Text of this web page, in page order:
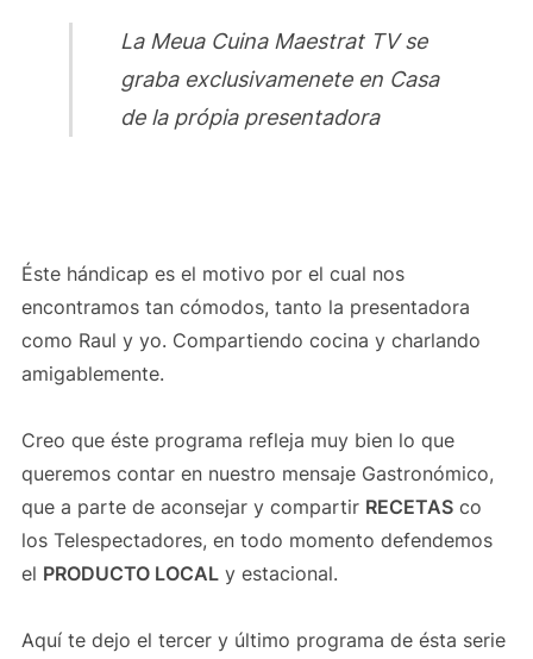
La Meua Cuina Maestrat TV se
graba exclusivamenete en Casa
de la própia presentadora
Éste hándicap es el motivo por el cual nos
encontramos tan cómodos, tanto la presentadora
como Raul y yo. Compartiendo cocina y charlando
amigablemente.
Creo que éste programa refleja muy bien lo que
queremos contar en nuestro mensaje Gastronómico,
que a parte de aconsejar y compartir RECETASco
los Telespectadores, en todo momento defendemos
el PRODUCTO LOCALy estacional.
Aquí te dejo el tercer y último programa de ésta serie